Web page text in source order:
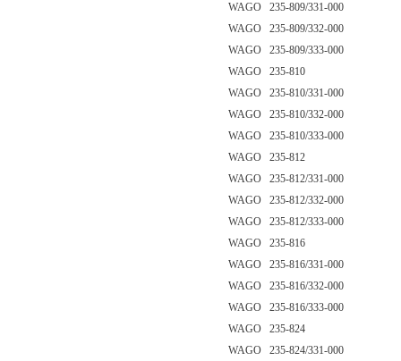
WAGO 235-809/331-000
WAGO 235-809/332-000
WAGO 235-809/333-000
WAGO 235-810
WAGO 235-810/331-000
WAGO 235-810/332-000
WAGO 235-810/333-000
WAGO 235-812
WAGO 235-812/331-000
WAGO 235-812/332-000
WAGO 235-812/333-000
WAGO 235-816
WAGO 235-816/331-000
WAGO 235-816/332-000
WAGO 235-816/333-000
WAGO 235-824
WAGO 235-824/331-000